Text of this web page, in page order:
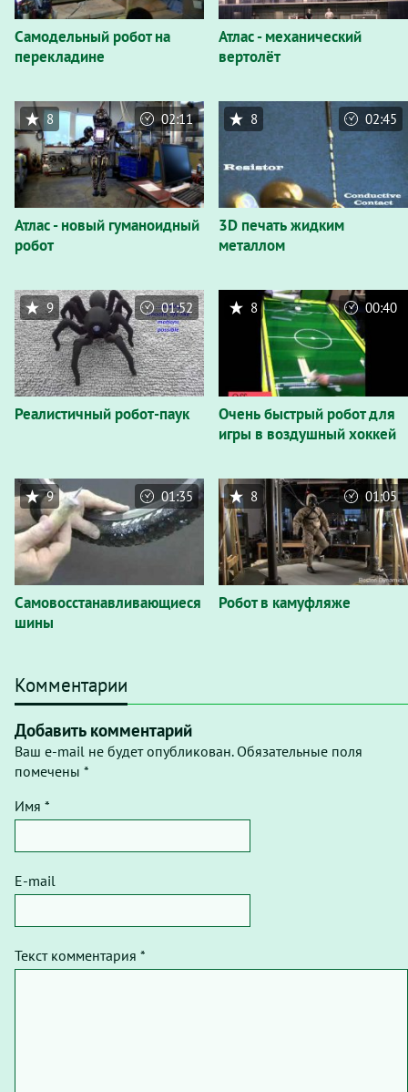
Самодельный робот на
перекладине
Атлас - механический
вертолёт
Атлас - новый гуманоидный
робот
8 02:11
3D печать жидким
металлом
8 02:45
Реалистичный робот-паук
9 01:52
Очень быстрый робот для
игры в воздушный хоккей
8 00:40
Самовосстанавливающиеся
шины
9 01:35
Робот в камуфляже
8 01:05
Комментарии
Добавить комментарий
Ваш e-mail не будет опубликован. Обязательные поля
помечены *
Имя *
E-mail
Текст комментария *